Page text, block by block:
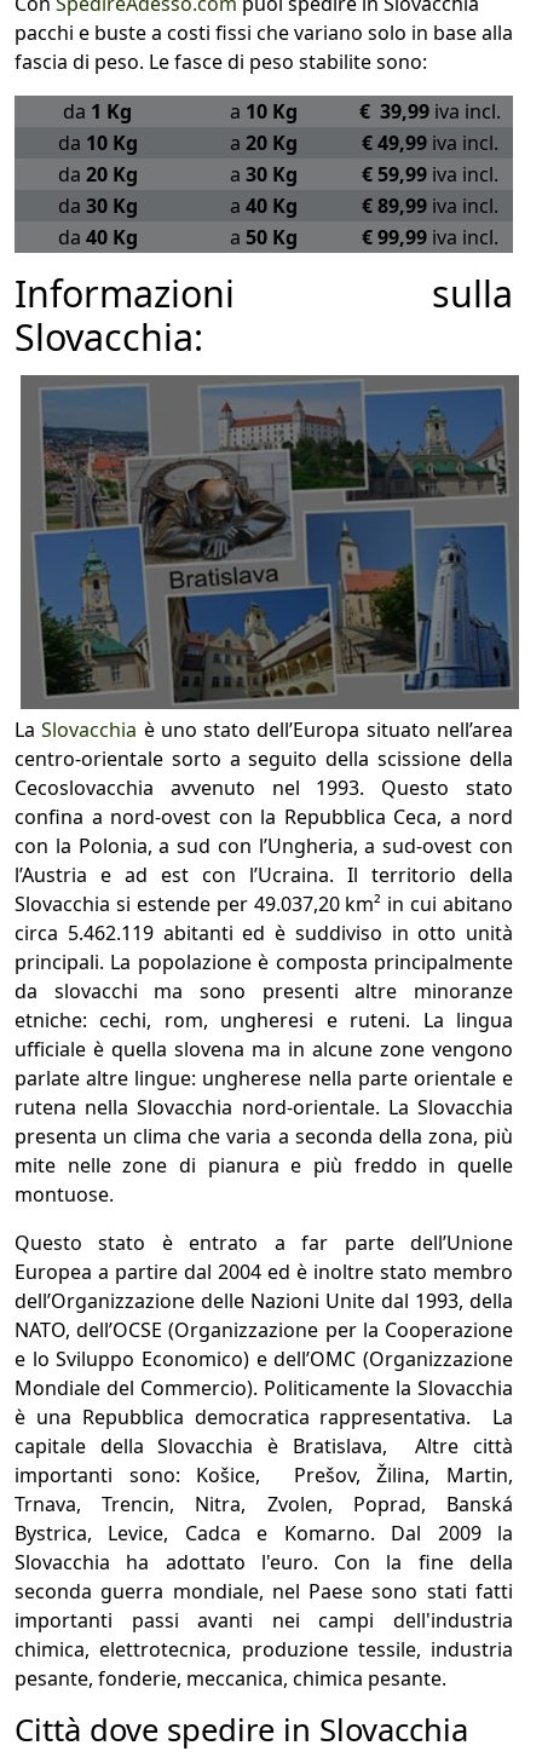
pacchi e buste a costi fissi che variano solo in base alla
fascia di peso. Le fasce di peso stabilite sono:
da 1 Kg a 10 Kg € 39,99iva incl.
da 10 Kg a 20 Kg € 49,99 iva incl.
da 20 Kg a 30 Kg € 59,99iva incl.
da 30 Kg a 40 Kg € 89,99iva incl.
da 40 Kg a 50 Kg € 99,99iva incl.
Informazioni sulla
Slovacchia:
LaSlovacchia è uno stato dell’Europa situato nell’area
centro-orientale sorto a seguito della scissione della
Cecoslovacchia avvenuto nel 1993. Questo stato
confina a nord-ovest con la Repubblica Ceca, a nord
con la Polonia, a sud con l’Ungheria, a sud-ovest con
l’Austria e ad est con l’Ucraina. Il territorio della
Slovacchia si estende per 49.037,20 km² in cui abitano
circa 5.462.119 abitanti ed è suddiviso in otto unità
principali. La popolazione è composta principalmente
da slovacchi ma sono presenti altre minoranze
etniche: cechi, rom, ungheresi e ruteni. La lingua
ufficiale è quella slovena ma in alcune zone vengono
parlate altre lingue: ungherese nella parte orientale e
rutena nella Slovacchia nord-orientale. La Slovacchia
presenta un clima che varia a seconda della zona, più
mite nelle zone di pianura e più freddo in quelle
montuose.
Questo stato è entrato a far parte dell’Unione
Europea a partire dal 2004 ed è inoltre stato membro
dell’Organizzazione delle Nazioni Unite dal 1993, della
NATO, dell’OCSE (Organizzazione per la Cooperazione
e lo Sviluppo Economico) e dell’OMC (Organizzazione
Mondiale del Commercio). Politicamente la Slovacchia
è una Repubblica democratica rappresentativa. La
capitale della Slovacchia è Bratislava, Altre città
importanti sono: Košice, Prešov, Žilina, Martin,
Trnava, Trencin, Nitra, Zvolen, Poprad, Banská
Bystrica, Levice, Cadca e Komarno. Dal 2009 la
Slovacchia ha adottato l'euro. Con la fine della
seconda guerra mondiale, nel Paese sono stati fatti
importanti passi avanti nei campi dell'industria
chimica, elettrotecnica, produzione tessile, industria
pesante, fonderie, meccanica, chimica pesante.
Città dove spedire in Slovacchia